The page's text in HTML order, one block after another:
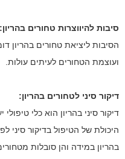
סיבות להיווצרות טחורים בהריון:
הסיבות ליציאת טחורים בהריון
ועוצמת הטחורים לעיתים עולות.
דיקור סיני לטחורים בהריון:
דיקור סיני בהריון הוא כלי
היכולת של הטיפול בדיקור סיני
בהריון במידה והן סובלות